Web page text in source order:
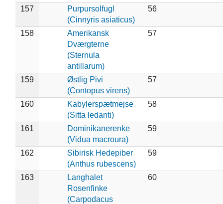
157
Purpursolfugl
(Cinnyris asiaticus)
56
158
Amerikansk
Dværgterne
(Sternula
antillarum)
57
159
Østlig Pivi
(Contopus virens)
57
160
Kabylerspætmejse
(Sitta ledanti)
58
161
Dominikanerenke
(Vidua macroura)
59
162
Sibirisk Hedepiber
(Anthus rubescens)
59
163
Langhalet
Rosenfinke
(Carpodacus
60